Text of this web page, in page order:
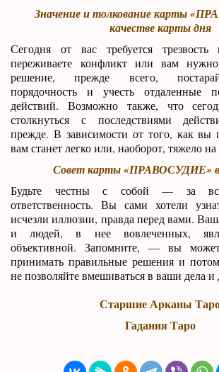
Значение и толкование карты
качестве карты дня
Сегодня от вас требуется
переживаете конфликт или вам
решение, прежде всего,
порядочность и учесть отдаленные
действий. Возможно также, что
столкнуться с последствиями
прежде. В зависимости от того, как вы
вам станет легко или, наоборот, тяжело
Совет карты «ПРАВОСУДИЕ» в
Будьте честны с собой — за
ответственность. Вы сами хотели
исчезли иллюзии, правда перед вами.
и людей, в нее вовлеченных,
объективной. Запомните, — вы
принимать правильные решения и
не позволяйте вмешиваться в ваши дела и
Старшие Арканы
Гадания Таро